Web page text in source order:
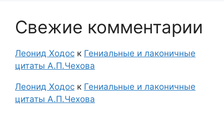
Свежие комментарии
Леонид Ходос к Гениальные и лаконичные
цитаты А.П.Чехова
Леонид Ходос к Гениальные и лаконичные
цитаты А.П.Чехова